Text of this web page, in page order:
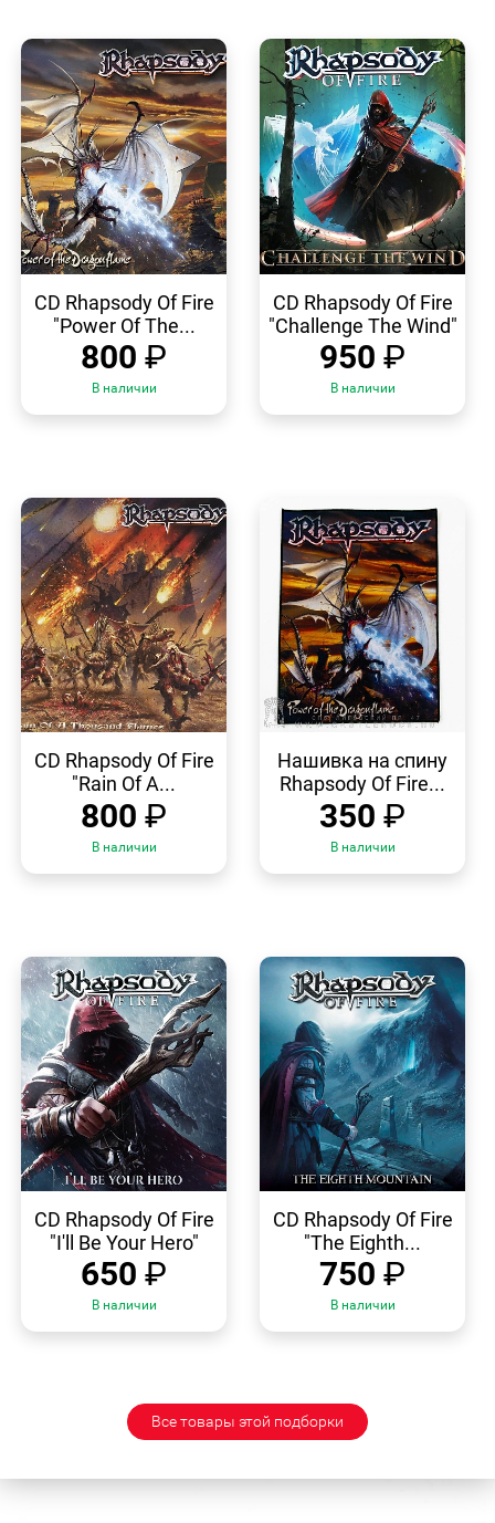
ПРОСМОТР
CD Rhapsody Of Fire
"Power Of The...
800 ₽
В наличии
ПРОСМОТР
CD Rhapsody Of Fire
"Challenge The Wind"
950 ₽
В наличии
ПРОСМОТР
CD Rhapsody Of Fire
"Rain Of A...
800 ₽
В наличии
ПРОСМОТР
Нашивка на спину
Rhapsody Of Fire...
350 ₽
В наличии
ПРОСМОТР
CD Rhapsody Of Fire
"I'll Be Your Hero"
650 ₽
В наличии
ПРОСМОТР
CD Rhapsody Of Fire
"The Eighth...
750 ₽
В наличии
Все товары этой подборки